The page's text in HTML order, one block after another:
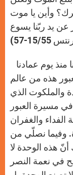
وأين يا موت
عن يد ربّنا يسوع
هذه من عالم
والملكوت الذي
في مسيرة العبور
الفداء والغفران
وفيما نصلّي من
هذه الوحدة لا
في نعمة النصر